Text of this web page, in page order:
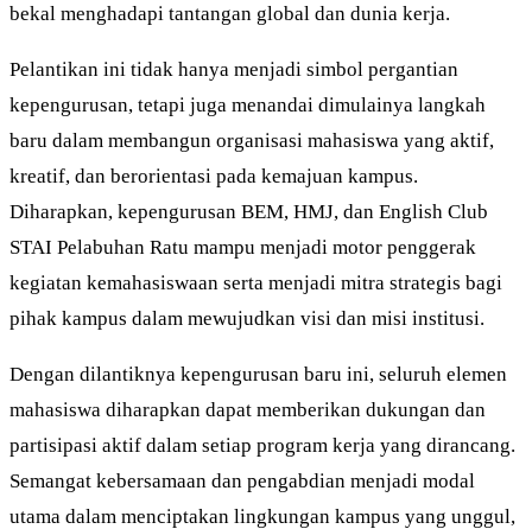
bekal menghadapi tantangan global dan dunia kerja.
Pelantikan ini tidak hanya menjadi simbol pergantian
kepengurusan, tetapi juga menandai dimulainya langkah
baru dalam membangun organisasi mahasiswa yang aktif,
kreatif, dan berorientasi pada kemajuan kampus.
Diharapkan, kepengurusan BEM, HMJ, dan English Club
STAI Pelabuhan Ratu mampu menjadi motor penggerak
kegiatan kemahasiswaan serta menjadi mitra strategis bagi
pihak kampus dalam mewujudkan visi dan misi institusi.
Dengan dilantiknya kepengurusan baru ini, seluruh elemen
mahasiswa diharapkan dapat memberikan dukungan dan
partisipasi aktif dalam setiap program kerja yang dirancang.
Semangat kebersamaan dan pengabdian menjadi modal
utama dalam menciptakan lingkungan kampus yang unggul,